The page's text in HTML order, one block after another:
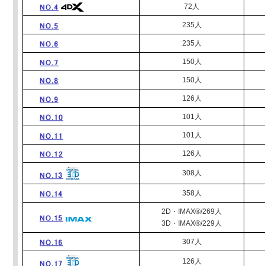
72人
235人
235人
150人
150人
126人
101人
101人
126人
308人
358人
2D・IMAX®/269人
3D・IMAX®/229人
307人
126人